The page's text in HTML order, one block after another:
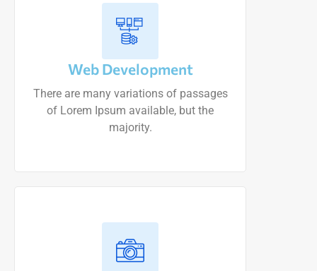
Web Development
There are many variations of passages
of Lorem Ipsum available, but the
majority.